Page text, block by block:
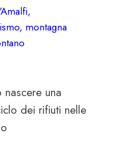
,
, montagna
una
dei rifiuti nelle